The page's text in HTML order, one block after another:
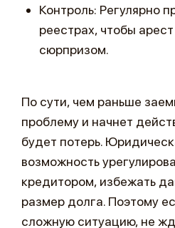
Контроль: Регулярно
реестрах, чтобы
сюрпризом.
По сути, чем раньше
проблему и начнет
будет потерь.
возможность
кредитором, избежать
размер долга. Поэтому
сложную ситуацию, не